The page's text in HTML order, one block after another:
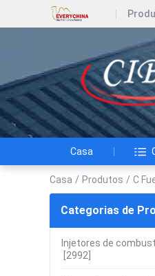
Casa
Casa / Produtos / C
Categorias de
Injetores de
[2992]